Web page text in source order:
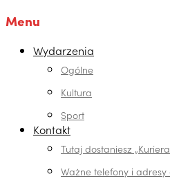
Menu
Wydarzenia
Ogólne
Kultura
Sport
Kontakt
Tutaj dostaniesz
Ważne telefony i